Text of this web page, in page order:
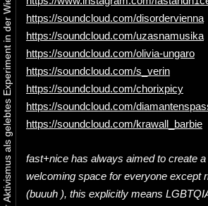
https://soundcloud.com/disordervienna
https://soundcloud.com/uzasnamusika
https://soundcloud.com/olivia-ungaro
https://soundcloud.com/s_verin
https://soundcloud.com/chorixpicy
https://soundcloud.com/
https://soundcloud.com/krawall_barbie
fast+nice has always aimed to create
welcoming space for everyone except
(buuuh ), this explicitly means